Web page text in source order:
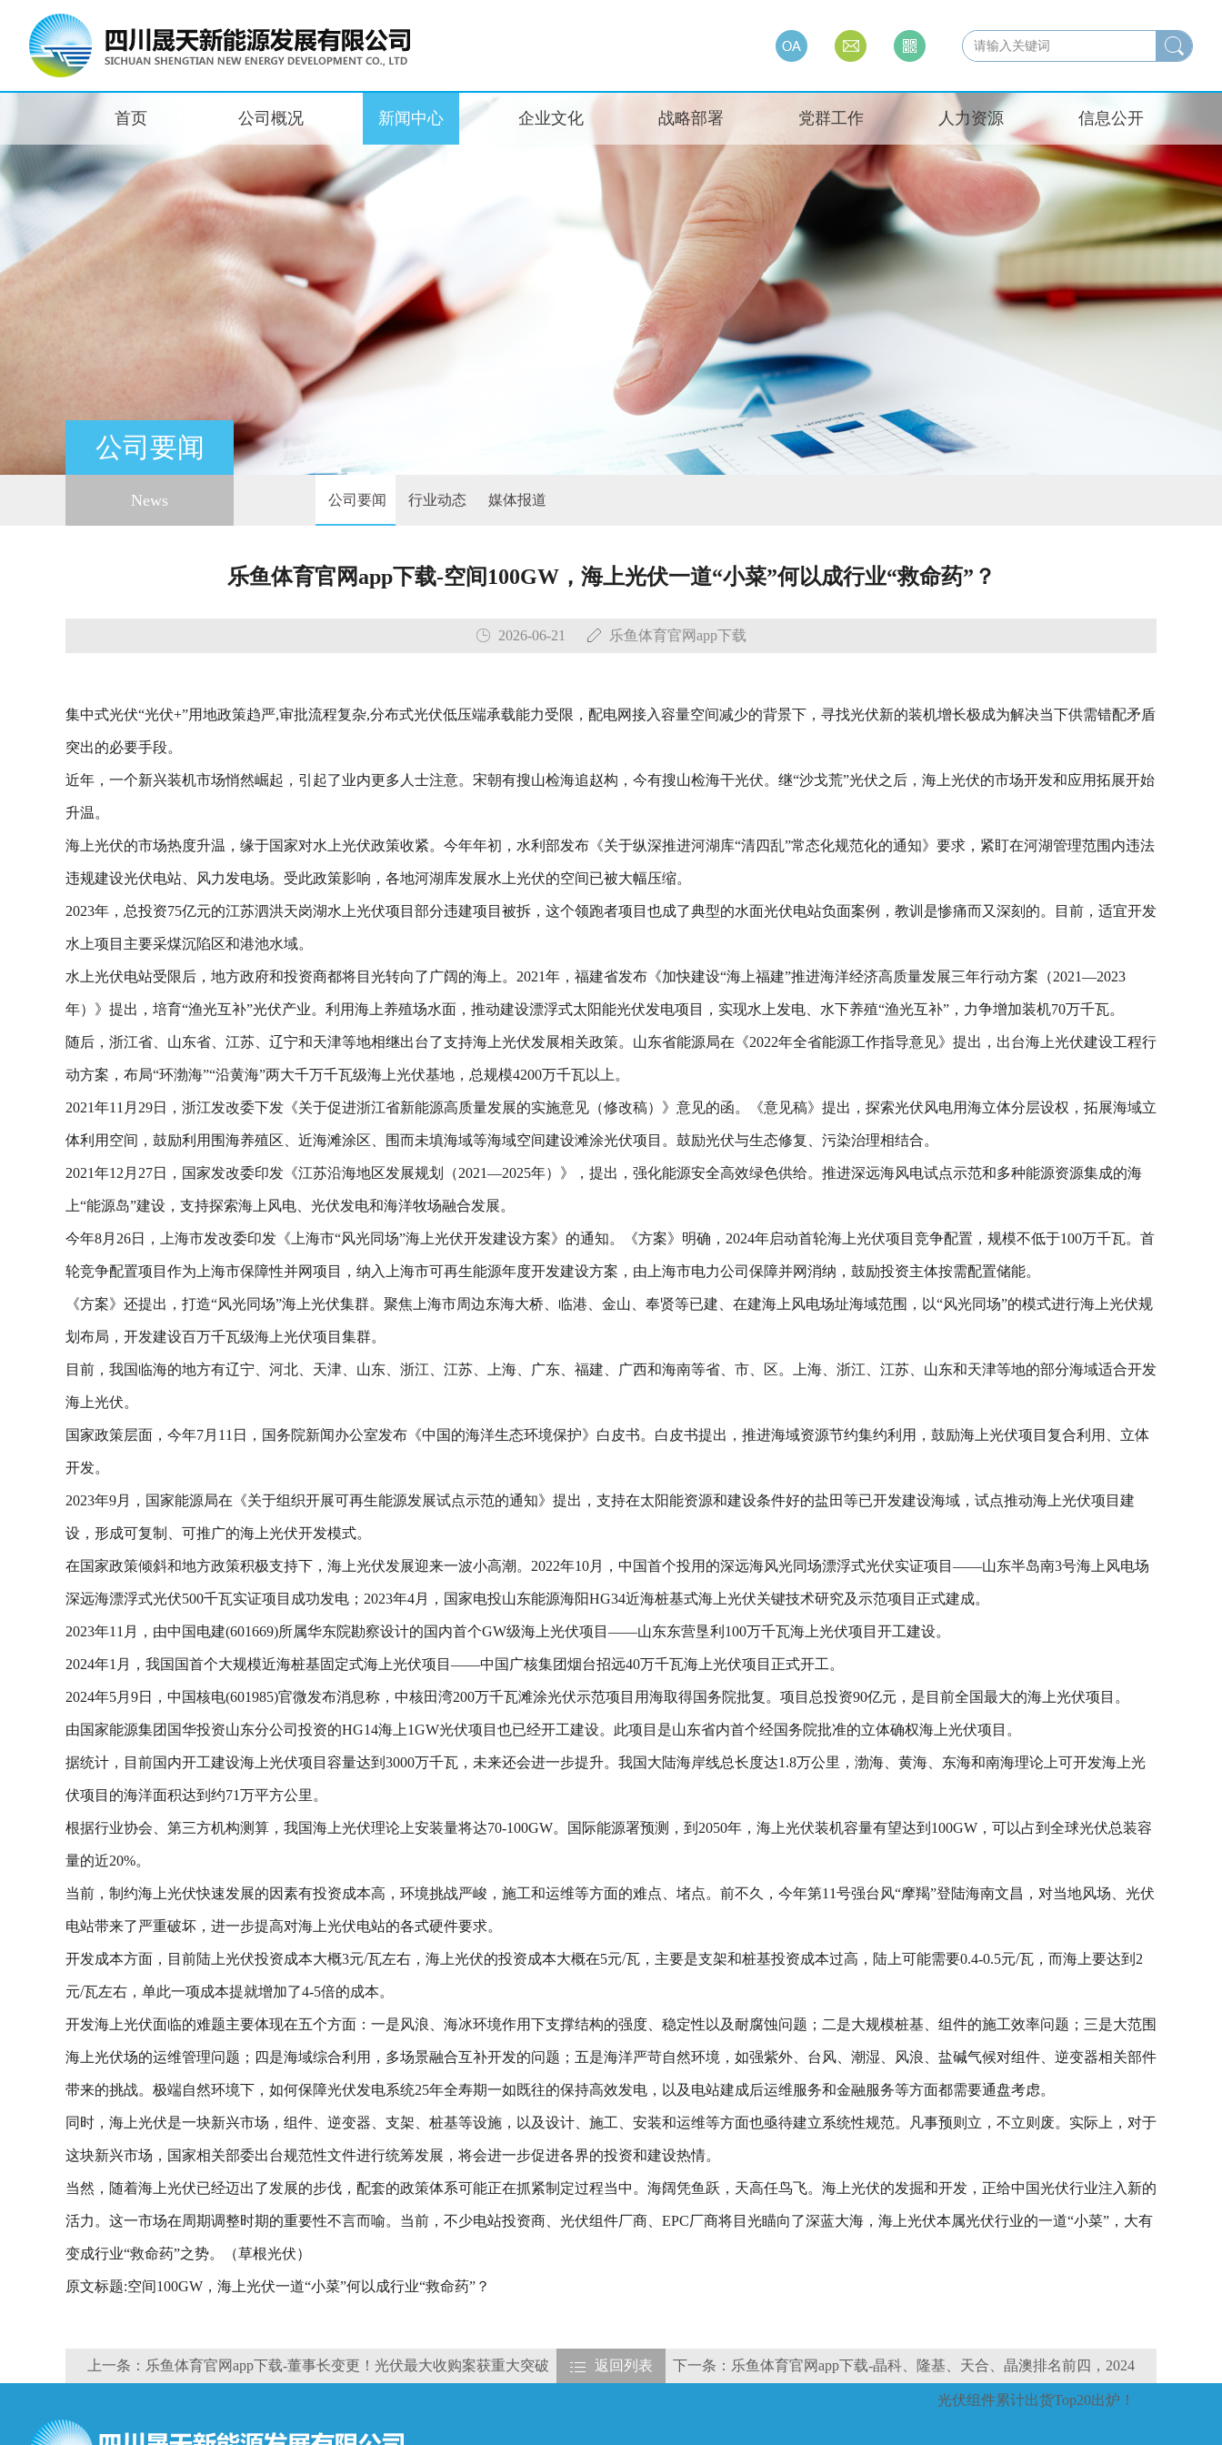
首页 公司概况 新闻中心 企业文化 战略部署 党群工作 人力资源 信息公开
公司要闻
News 公司要闻 行业动态 媒体报道
乐鱼体育官网app下载-空间100GW，海上光伏一道“小菜”何以成行业“救命药”？
2026-06-21 乐鱼体育官网app下载
集中式光伏“光伏+”用地政策趋严,审批流程复杂,分布式光伏低压端承载能力受限，配电网接入容量空间减少的背景下，寻找光伏新的装机增长极成为解决当下供需错配矛盾
突出的必要手段。
近年，一个新兴装机市场悄然崛起，引起了业内更多人士注意。宋朝有搜山检海追赵构，今有搜山检海干光伏。继“沙戈荒”光伏之后，海上光伏的市场开发和应用拓展开始
升温。
海上光伏的市场热度升温，缘于国家对水上光伏政策收紧。今年年初，水利部发布《关于纵深推进河湖库“清四乱”常态化规范化的通知》要求，紧盯在河湖管理范围内违法
违规建设光伏电站、风力发电场。受此政策影响，各地河湖库发展水上光伏的空间已被大幅压缩。
2023年，总投资75亿元的江苏泗洪天岗湖水上光伏项目部分违建项目被拆，这个领跑者项目也成了典型的水面光伏电站负面案例，教训是惨痛而又深刻的。目前，适宜开发
水上项目主要采煤沉陷区和港池水域。
水上光伏电站受限后，地方政府和投资商都将目光转向了广阔的海上。2021年，福建省发布《加快建设“海上福建”推进海洋经济高质量发展三年行动方案（2021—2023
年）》提出，培育“渔光互补”光伏产业。利用海上养殖场水面，推动建设漂浮式太阳能光伏发电项目，实现水上发电、水下养殖“渔光互补”，力争增加装机70万千瓦。
随后，浙江省、山东省、江苏、辽宁和天津等地相继出台了支持海上光伏发展相关政策。山东省能源局在《2022年全省能源工作指导意见》提出，出台海上光伏建设工程行
动方案，布局“环渤海”“沿黄海”两大千万千瓦级海上光伏基地，总规模4200万千瓦以上。
2021年11月29日，浙江发改委下发《关于促进浙江省新能源高质量发展的实施意见（修改稿）》意见的函。《意见稿》提出，探索光伏风电用海立体分层设权，拓展海域立
体利用空间，鼓励利用围海养殖区、近海滩涂区、围而未填海域等海域空间建设滩涂光伏项目。鼓励光伏与生态修复、污染治理相结合。
2021年12月27日，国家发改委印发《江苏沿海地区发展规划（2021—2025年）》，提出，强化能源安全高效绿色供给。推进深远海风电试点示范和多种能源资源集成的海
上“能源岛”建设，支持探索海上风电、光伏发电和海洋牧场融合发展。
今年8月26日，上海市发改委印发《上海市“风光同场”海上光伏开发建设方案》的通知。《方案》明确，2024年启动首轮海上光伏项目竞争配置，规模不低于100万千瓦。首
轮竞争配置项目作为上海市保障性并网项目，纳入上海市可再生能源年度开发建设方案，由上海市电力公司保障并网消纳，鼓励投资主体按需配置储能。
《方案》还提出，打造“风光同场”海上光伏集群。聚焦上海市周边东海大桥、临港、金山、奉贤等已建、在建海上风电场址海域范围，以“风光同场”的模式进行海上光伏规
划布局，开发建设百万千瓦级海上光伏项目集群。
目前，我国临海的地方有辽宁、河北、天津、山东、浙江、江苏、上海、广东、福建、广西和海南等省、市、区。上海、浙江、江苏、山东和天津等地的部分海域适合开发
海上光伏。
国家政策层面，今年7月11日，国务院新闻办公室发布《中国的海洋生态环境保护》白皮书。白皮书提出，推进海域资源节约集约利用，鼓励海上光伏项目复合利用、立体
开发。
2023年9月，国家能源局在《关于组织开展可再生能源发展试点示范的通知》提出，支持在太阳能资源和建设条件好的盐田等已开发建设海域，试点推动海上光伏项目建
设，形成可复制、可推广的海上光伏开发模式。
在国家政策倾斜和地方政策积极支持下，海上光伏发展迎来一波小高潮。2022年10月，中国首个投用的深远海风光同场漂浮式光伏实证项目——山东半岛南3号海上风电场
深远海漂浮式光伏500千瓦实证项目成功发电；2023年4月，国家电投山东能源海阳HG34近海桩基式海上光伏关键技术研究及示范项目正式建成。
2023年11月，由中国电建(601669)所属华东院勘察设计的国内首个GW级海上光伏项目——山东东营垦利100万千瓦海上光伏项目开工建设。
2024年1月，我国国首个大规模近海桩基固定式海上光伏项目——中国广核集团烟台招远40万千瓦海上光伏项目正式开工。
2024年5月9日，中国核电(601985)官微发布消息称，中核田湾200万千瓦滩涂光伏示范项目用海取得国务院批复。项目总投资90亿元，是目前全国最大的海上光伏项目。
由国家能源集团国华投资山东分公司投资的HG14海上1GW光伏项目也已经开工建设。此项目是山东省内首个经国务院批准的立体确权海上光伏项目。
据统计，目前国内开工建设海上光伏项目容量达到3000万千瓦，未来还会进一步提升。我国大陆海岸线总长度达1.8万公里，渤海、黄海、东海和南海理论上可开发海上光
伏项目的海洋面积达到约71万平方公里。
根据行业协会、第三方机构测算，我国海上光伏理论上安装量将达70-100GW。国际能源署预测，到2050年，海上光伏装机容量有望达到100GW，可以占到全球光伏总装容
量的近20%。
当前，制约海上光伏快速发展的因素有投资成本高，环境挑战严峻，施工和运维等方面的难点、堵点。前不久，今年第11号强台风“摩羯”登陆海南文昌，对当地风场、光伏
电站带来了严重破坏，进一步提高对海上光伏电站的各式硬件要求。
开发成本方面，目前陆上光伏投资成本大概3元/瓦左右，海上光伏的投资成本大概在5元/瓦，主要是支架和桩基投资成本过高，陆上可能需要0.4-0.5元/瓦，而海上要达到2
元/瓦左右，单此一项成本提就增加了4-5倍的成本。
开发海上光伏面临的难题主要体现在五个方面：一是风浪、海冰环境作用下支撑结构的强度、稳定性以及耐腐蚀问题；二是大规模桩基、组件的施工效率问题；三是大范围
海上光伏场的运维管理问题；四是海域综合利用，多场景融合互补开发的问题；五是海洋严苛自然环境，如强紫外、台风、潮湿、风浪、盐碱气候对组件、逆变器相关部件
带来的挑战。极端自然环境下，如何保障光伏发电系统25年全寿期一如既往的保持高效发电，以及电站建成后运维服务和金融服务等方面都需要通盘考虑。
同时，海上光伏是一块新兴市场，组件、逆变器、支架、桩基等设施，以及设计、施工、安装和运维等方面也亟待建立系统性规范。凡事预则立，不立则废。实际上，对于
这块新兴市场，国家相关部委出台规范性文件进行统筹发展，将会进一步促进各界的投资和建设热情。
当然，随着海上光伏已经迈出了发展的步伐，配套的政策体系可能正在抓紧制定过程当中。海阔凭鱼跃，天高任鸟飞。海上光伏的发掘和开发，正给中国光伏行业注入新的
活力。这一市场在周期调整时期的重要性不言而喻。当前，不少电站投资商、光伏组件厂商、EPC厂商将目光瞄向了深蓝大海，海上光伏本属光伏行业的一道“小菜”，大有
变成行业“救命药”之势。（草根光伏）
原文标题:空间100GW，海上光伏一道“小菜”何以成行业“救命药”？
上一条：乐鱼体育官网app下载-董事长变更！光伏最大收购案获重大突破 返回列表 下一条：乐鱼体育官网app下载-晶科、隆基、天合、晶澳排名前四，2024
光伏组件累计出货Top20出炉！